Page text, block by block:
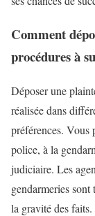
Comment
procédures à
Déposer une
réalisée dans
préférences. Vous
police, à la
judiciaire. Les
gendarmeries
la gravité des